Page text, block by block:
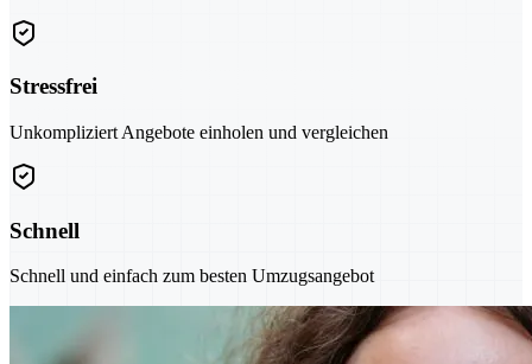
Stressfrei
Unkompliziert Angebote einholen und vergleichen
Schnell
Schnell und einfach zum besten Umzugsangebot